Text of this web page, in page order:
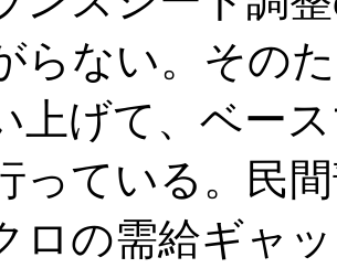
らない。その
上げて、ベー
っている。民
ロの需給ギャ